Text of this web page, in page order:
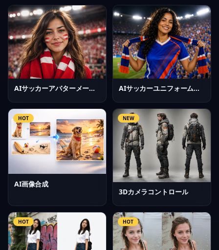
AIサッカーアバターメーカー AIサッカーユニフォームジェネレーター
HOT
AI画像合成
NEW
3Dカメラコントロール
HOT HOT